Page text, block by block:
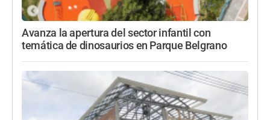
Avanza la apertura del sector infantil con
temática de dinosaurios en Parque Belgrano